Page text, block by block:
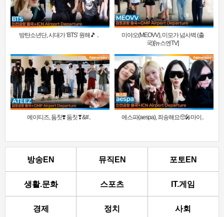
방탄소년단, 시대가 ‘BTS’ 원해🎵 ..
미야오(MEOVV), 미모가 넘사벽 (출
국)[뉴스엔TV]
에이티즈, 둠칫❣️ 둠칫❣&#.. 에스파(aespa), 죄송해요🥺🎤마이..
방송EN 뮤직EN 포토EN
생활.문화 스포츠 IT.게임
경제 정치 사회